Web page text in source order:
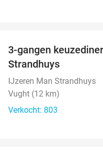
3-gangen
Strandhuys
IJzeren Man Strandhuys
Vught (12 km)
Verkocht: 803